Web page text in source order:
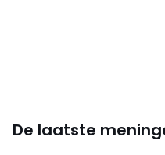
De laatste